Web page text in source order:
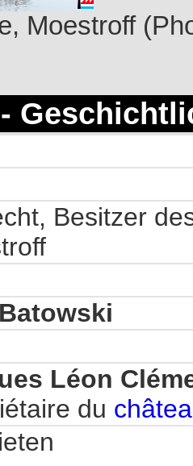
Moestroff
Besitzer
Léon
du